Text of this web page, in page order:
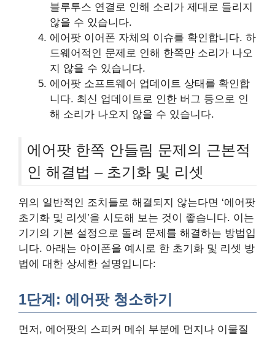
블루투스 연결로 인해 소리가 제대로 들리지
않을 수 있습니다.
에어팟 이어폰 자체의 이슈를 확인합니다. 하
드웨어적인 문제로 인해 한쪽만 소리가 나오
지 않을 수 있습니다.
에어팟 소프트웨어 업데이트 상태를 확인합
니다. 최신 업데이트로 인한 버그 등으로 인
해 소리가 나오지 않을 수 있습니다.
에어팟 한쪽 안들림 문제의 근본적
인 해결법 – 초기화 및 리셋
위의 일반적인 조치들로 해결되지 않는다면 ‘에어팟
초기화 및 리셋’을 시도해 보는 것이 좋습니다. 이는
기기의 기본 설정으로 돌려 문제를 해결하는 방법입
니다. 아래는 아이폰을 예시로 한 초기화 및 리셋 방
법에 대한 상세한 설명입니다:
1단계: 에어팟 청소하기
먼저, 에어팟의 스피커 메쉬 부분에 먼지나 이물질